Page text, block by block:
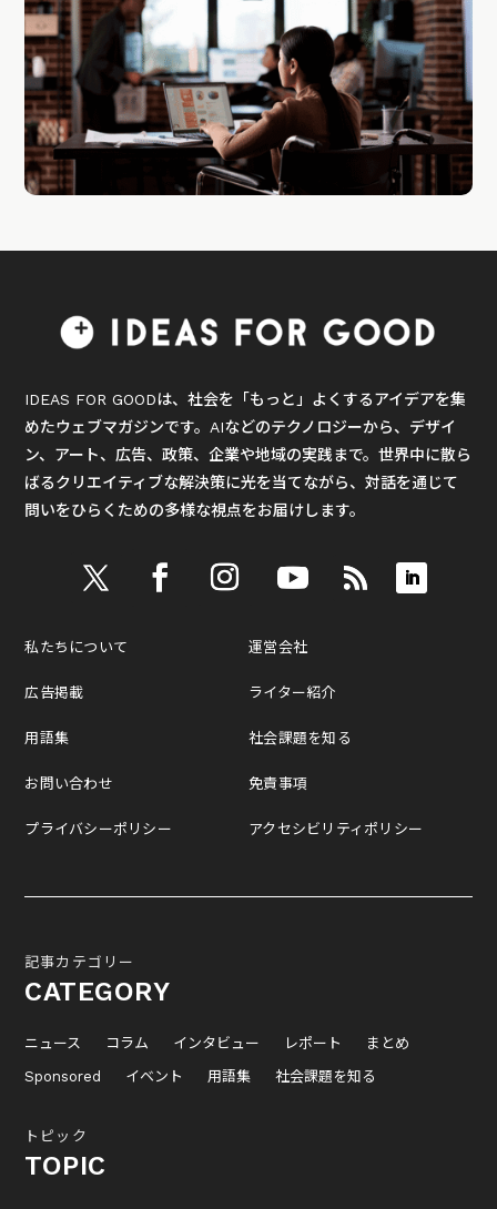
IDEAS FOR GOODは、社会を「もっと」よくするアイデアを集
めたウェブマガジンです。AIなどのテクノロジーから、デザイ
ン、アート、広告、政策、企業や地域の実践まで。世界中に散ら
ばるクリエイティブな解決策に光を当てながら、対話を通じて
問いをひらくための多様な視点をお届けします。
私たちについて
広告掲載
用語集
お問い合わせ
プライバシーポリシー
運営会社
ライター紹介
社会課題を知る
免責事項
アクセシビリティポリシー
記事カテゴリー
CATEGORY
ニュース コラム インタビュー レポート
まとめ
Sponsored
イベント 用語集 社会課題を知る
トピック
TOPIC